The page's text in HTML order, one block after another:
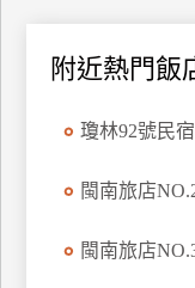
訂
附近熱門飯
瓊林92號民宿
閩南旅店
閩南旅店